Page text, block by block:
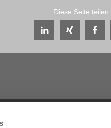
Diese Seite teilen: